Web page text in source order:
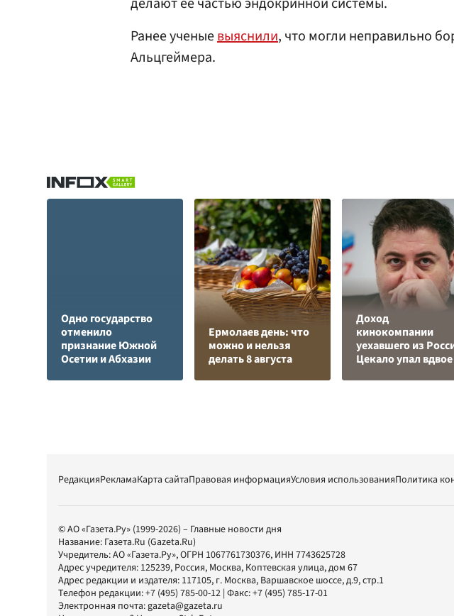
Ранее ученыевыяснили, что могли неправильно
Альцгеймера.
Одно государство
отменило
признание Южной
Осетии и Абхазии
Ермолаев день: что
можно и нельзя
делать 8 августа
Доход
кинокомпании
уехавшего из
Цекало упал вдвое
РедакцияРекламаКарта сайтаПравовая информацияУсловия использованияПолитика
© АО «Газета.Ру» (1999-2026) – Главные новости дня
Название: Газета.Ru (Gazeta.Ru)
Учредитель:АО «Газета.Ру», ОГРН 1067761730376, ИНН 7743625728
Адрес учредителя: 125239, Россия, Москва, Коптевская улица, дом 67
Адрес редакции и издателя: 117105, г. Москва, Варшавское шоссе, д.9, стр.1
Телефон редакции:+7 (495) 785-00-12 | Факс:+7 (495) 785-17-01
Электронная почта:gazeta@gazeta.ru